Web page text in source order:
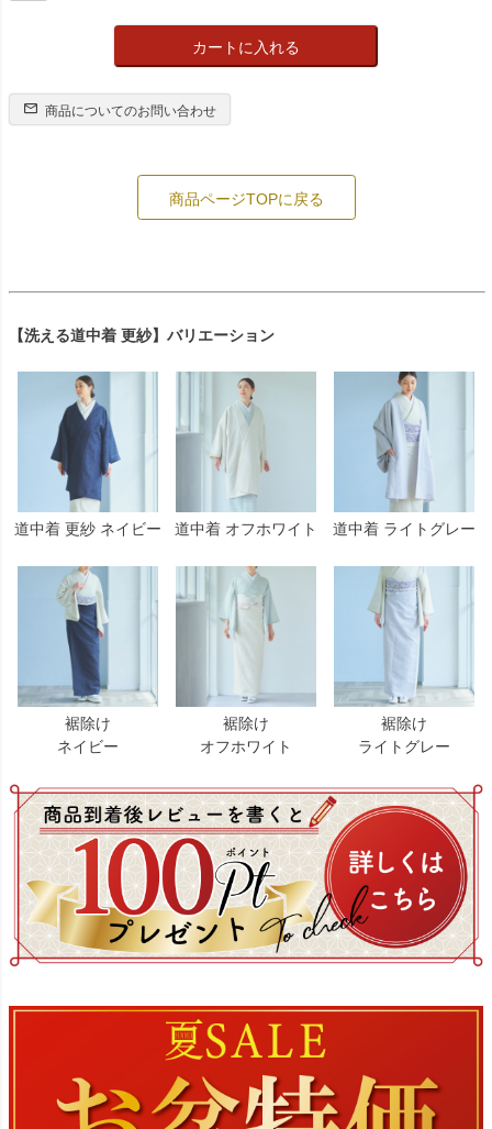
カートに入れる
商品についてのお問い合わせ
商品ページTOPに戻る
【洗える道中着 更紗】バリエーション
道中着 更紗 ネイビー 道中着 オフホワイト 道中着 ライトグレー
裾除け
ネイビー
裾除け
オフホワイト
裾除け
ライトグレー